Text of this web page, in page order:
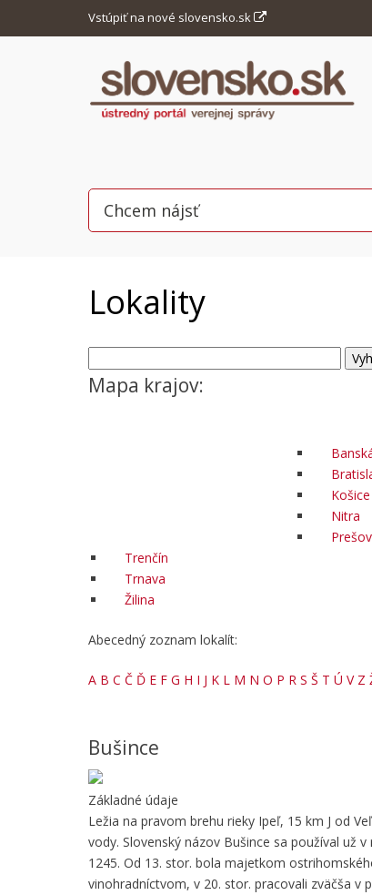
Vstúpiť na nové slovensko.sk
Lokality
Mapa krajov:
Košice
Nitra
Prešov
Trenčín
Trnava
Žilina
Abecedný zoznam lokalít:
A B C Č Ď E F G H I J K L M N O P R S Š T Ú V Z
Bušince
Základné údaje
Ležia na pravom brehu rieky Ipeľ, 15 km J od
vody. Slovenský názov Bušince sa používal už
1245. Od 13. stor. bola majetkom
vinohradníctvom, v 20. stor. pracovali zväčša